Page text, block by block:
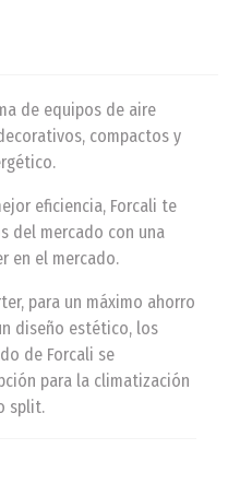
de equipos de aire
compactos y
eficiencia, Forcali te
del mercado con una
en el mercado.
para un máximo ahorro
diseño estético, los
de Forcali se
para la climatización
split.